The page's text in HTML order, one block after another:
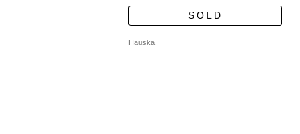
SOLD
Hauska